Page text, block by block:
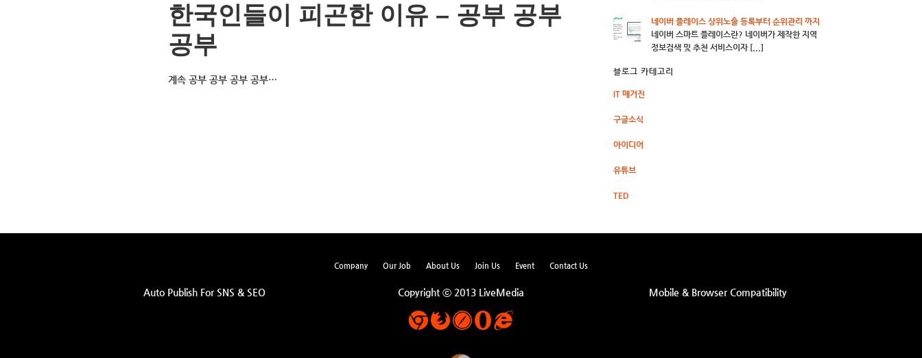
한국인들이 피곤한 이유 – 공부 공부
공부
계속 공부 공부 공부 공부…
네이버 플레이스 상위노출 등록부터 순위관리 까지
네이버 스마트 플레이스란? 네이버가 제작한 지역
정보검색 및 추천 서비스이자 [...]
블로그 카테고리
IT 매거진
구글소식
아이디어
유튜브
TED
Company Our Job About Us Join Us Event Contact Us
Auto Publish For SNS & SEO Copyright ⓒ 2013 LiveMedia Mobile & Browser Compatibility